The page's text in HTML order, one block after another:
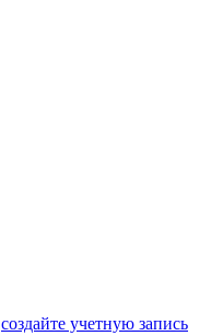
создайте учетную запись